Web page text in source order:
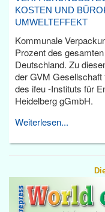
KOSTEN UND
UMWELTEFFEKT
Kommunale
Prozent des
Deutschland. Zu
der GVM
des ifeu -Instituts für
Heidelberg gGmbH.
Weiterlesen...